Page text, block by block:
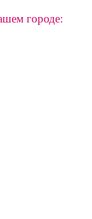
городе: